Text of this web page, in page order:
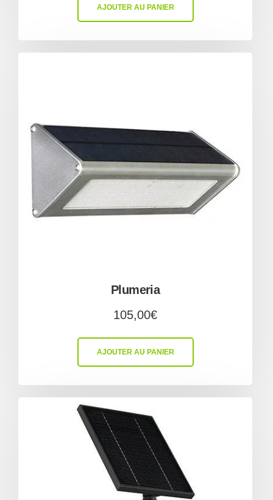
AJOUTER AU PANIER
Plumeria
105,00€
AJOUTER AU PANIER